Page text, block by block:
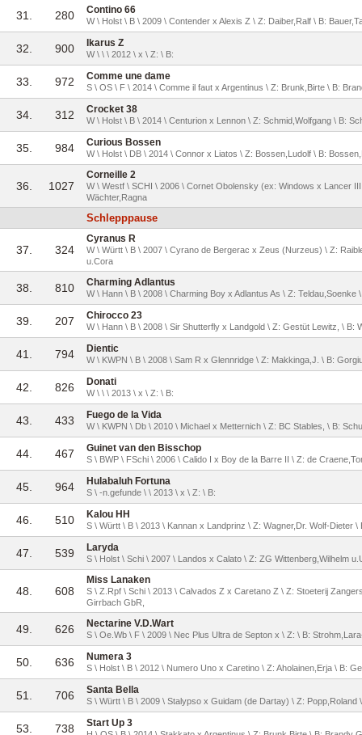
31. 280 Contino 66
W \ Holst \ B \ 2009 \ Contender x Alexis Z \ Z: Daiber,Ralf \ B:
32. 900 Ikarus Z
W \ \ \ 2012 \ x \ Z: \ B:
33. 972 Comme une dame
S \ OS \ F \ 2014 \ Comme il faut x Argentinus \ Z: Brunk,Birte \ B:
34. 312 Crocket 38
W \ Holst \ B \ 2014 \ Centurion x Lennon \ Z: Schmid,Wolfgang \ B:
35. 984 Curious Bossen
W \ Holst \ DB \ 2014 \ Connor x Liatos \ Z: Bossen,Ludolf \ B:
36. 1027
Corneille 2
W \ Westf \ SCHI \ 2006 \ Cornet Obolensky (ex: Windows x Lancer
Wächter,Ragna
Schlepppause
37. 324
Cyranus R
W \ Württ \ B \ 2007 \ Cyrano de Bergerac x Zeus (Nurzeus) \ Z:
u.Cora
38. 810 Charming Adlantus
W \ Hann \ B \ 2008 \ Charming Boy x Adlantus As \ Z: Teldau,Soenke
39. 207 Chirocco 23
W \ Hann \ B \ 2008 \ Sir Shutterfly x Landgold \ Z: Gestüt Lewitz, \ B:
41. 794 Dientic
W \ KWPN \ B \ 2008 \ Sam R x Glennridge \ Z: Makkinga,J. \ B:
42. 826 Donati
W \ \ \ 2013 \ x \ Z: \ B:
43. 433 Fuego de la Vida
W \ KWPN \ Db \ 2010 \ Michael x Metternich \ Z: BC Stables, \ B:
44. 467 Guinet van den Bisschop
S \ BWP \ FSchi \ 2006 \ Calido I x Boy de la Barre II \ Z: de
45. 964 Hulabaluh Fortuna
S \ -n.gefunde \ \ 2013 \ x \ Z: \ B:
46. 510 Kalou HH
S \ Württ \ B \ 2013 \ Kannan x Landprinz \ Z: Wagner,Dr. Wolf-Dieter \
47. 539 Laryda
S \ Holst \ Schi \ 2007 \ Landos x Calato \ Z: ZG Wittenberg,Wilhelm
48. 608
Miss Lanaken
S \ Z.Rpf \ Schi \ 2013 \ Calvados Z x Caretano Z \ Z: Stoeterij
Girrbach GbR,
49. 626 Nectarine V.D.Wart
S \ Oe.Wb \ F \ 2009 \ Nec Plus Ultra de Septon x \ Z: \ B:
50. 636 Numera 3
S \ Holst \ B \ 2012 \ Numero Uno x Caretino \ Z: Aholainen,Erja \ B:
51. 706 Santa Bella
S \ Württ \ B \ 2009 \ Stalypso x Guidam (de Dartay) \ Z: Popp,Roland
53. 738 Start Up 3